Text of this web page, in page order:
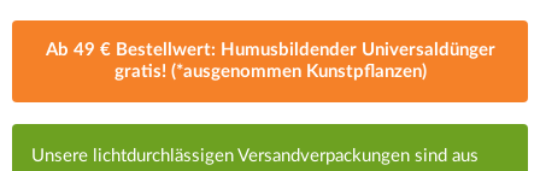
Ab 49 € Bestellwert: Humusbildender Universaldünger
gratis! (*ausgenommen Kunstpflanzen)
Unsere lichtdurchlässigen Versandverpackungen sind aus